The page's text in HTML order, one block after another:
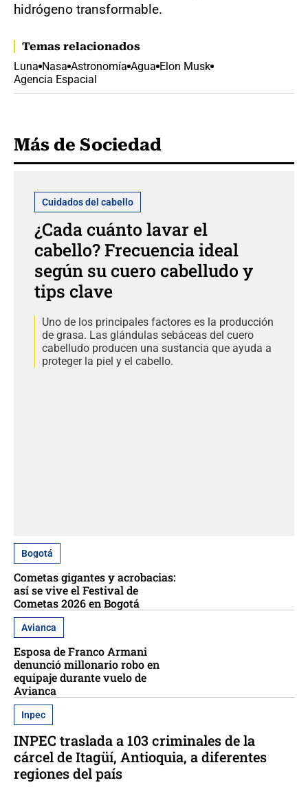
hidrógeno transformable.
Temas relacionados
Luna Nasa Astronomía Agua Elon Musk
Agencia Espacial
Más de Sociedad
Cuidados del cabello
¿Cada cuánto lavar el
cabello? Frecuencia ideal
según su cuero cabelludo y
tips clave
Uno de los principales factores es la producción
de grasa. Las glándulas sebáceas del cuero
cabelludo producen una sustancia que ayuda a
proteger la piel y el cabello.
Bogotá
Cometas gigantes y acrobacias:
así se vive el Festival de
Cometas 2026 en Bogotá
Avianca
Esposa de Franco Armani
denunció millonario robo en
equipaje durante vuelo de
Avianca
Inpec
INPEC traslada a 103 criminales de la
cárcel de Itagüí, Antioquia, a diferentes
regiones del país